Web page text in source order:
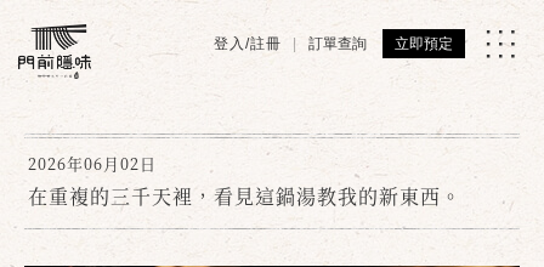
登入/註冊 訂單查詢 立即預定
2026年06月02日
在重複的三千天裡，看見這鍋湯教我的新東西。